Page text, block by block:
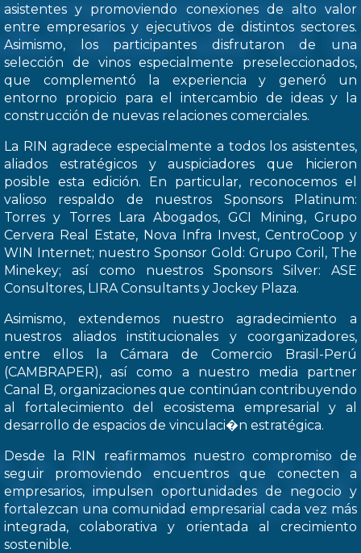
asistentes y promoviendo conexiones de alto valor
entre empresarios y ejecutivos de distintos sectores.
Asimismo, los participantes disfrutaron de una
selección de vinos especialmente preseleccionados,
que complementó la experiencia y generó un
entorno propicio para el intercambio de ideas y la
construcción de nuevas relaciones comerciales.
La RIN agradece especialmente a todos los asistentes,
aliados estratégicos y auspiciadores que hicieron
posible esta edición. En particular, reconocemos el
valioso respaldo de nuestros Sponsors Platinum:
Torres y Torres Lara Abogados, GCI Mining, Grupo
Cervera Real Estate, Nova Infra Invest, CentroCoop y
WIN Internet; nuestro Sponsor Gold: Grupo Coril, The
Minekey; así como nuestros Sponsors Silver: ASE
Consultores, LIRA Consultants y Jockey Plaza.
Asimismo, extendemos nuestro agradecimiento a
nuestros aliados institucionales y coorganizadores,
entre ellos la Cámara de Comercio Brasil-Perú
(CAMBRAPER), así como a nuestro media partner
Canal B, organizaciones que continúan contribuyendo
al fortalecimiento del ecosistema empresarial y al
desarrollo de espacios de vinculaci�n estratégica.
Desde la RIN reafirmamos nuestro compromiso de
seguir promoviendo encuentros que conecten a
empresarios, impulsen oportunidades de negocio y
fortalezcan una comunidad empresarial cada vez más
integrada, colaborativa y orientada al crecimiento
sostenible.